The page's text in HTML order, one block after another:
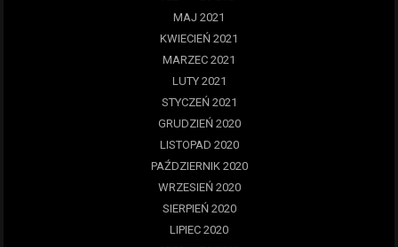
MAJ 2021
KWIECIEŃ 2021
MARZEC 2021
LUTY 2021
STYCZEŃ 2021
GRUDZIEŃ 2020
LISTOPAD 2020
PAŹDZIERNIK 2020
WRZESIEŃ 2020
SIERPIEŃ 2020
LIPIEC 2020